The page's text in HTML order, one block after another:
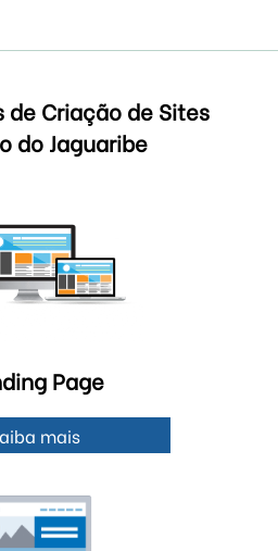
de Criação de Sites
do Jaguaribe
Page
mais